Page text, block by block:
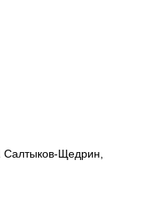
Салтыков-Щедрин,